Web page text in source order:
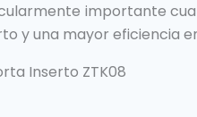
importante
y una mayor eficiencia
Inserto ZTK08